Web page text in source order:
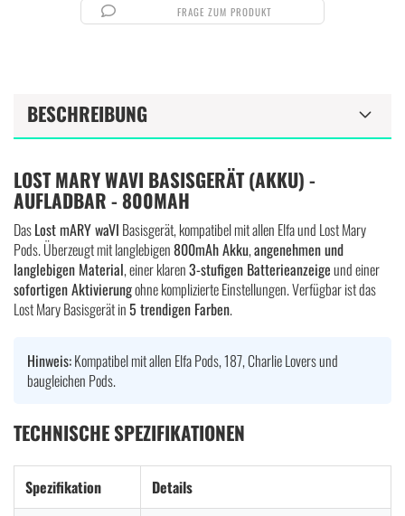
FRAGE ZUM PRODUKT
BESCHREIBUNG
LOST MARY WAVI BASISGERÄT (AKKU) -
AUFLADBAR - 800MAH
DasLost mARY waVI Basisgerät, kompatibel mit allen Elfa und Lost Mary
Pods. Überzeugt mit langlebigen800mAh Akku,angenehmen und
langlebigen Material, einer klaren3-stufigen Batterieanzeigeund einer
sofortigen Aktivierungohne komplizierte Einstellungen. Verfügbar ist das
Lost Mary Basisgerät in5 trendigen Farben.
Hinweis:Kompatibel mit allen Elfa Pods, 187, Charlie Lovers und
baugleichen Pods.
TECHNISCHE SPEZIFIKATIONEN
Spezifikation
Details